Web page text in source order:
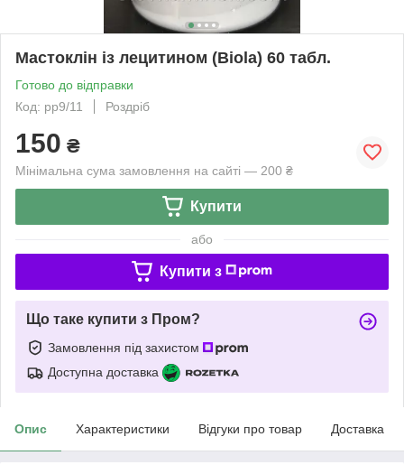
Мастоклін із лецитином (Biola) 60 табл.
Готово до відправки
Код: pp9/11
Роздріб
150 ₴
Мінімальна сума замовлення на сайті — 200 ₴
Купити
або
Купити з
Що таке купити з Пром?
Замовлення під захистом
Доступна доставка
Опис Характеристики Відгуки про товар Доставка